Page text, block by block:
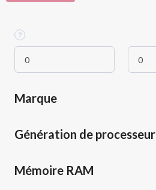
Marque
Génération de processeur
Mémoire RAM